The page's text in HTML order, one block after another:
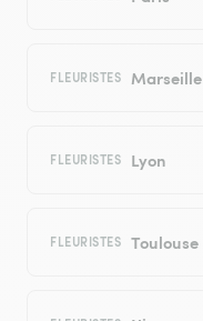
FLEURISTES Marseille
FLEURISTES Lyon
FLEURISTES Toulouse